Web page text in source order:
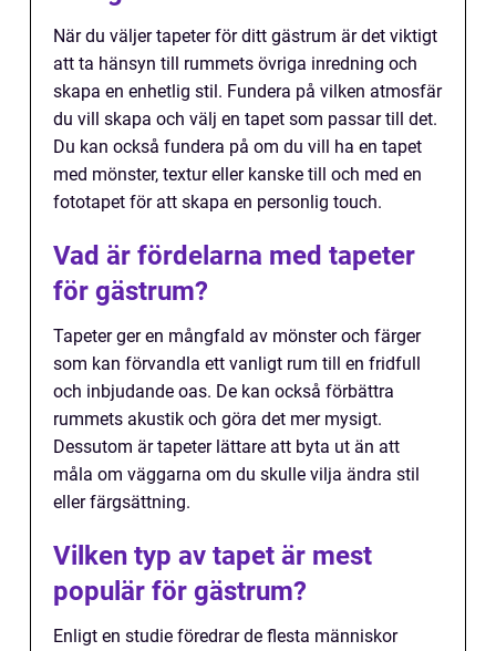
När du väljer tapeter för ditt gästrum är det viktigt
att ta hänsyn till rummets övriga inredning och
skapa en enhetlig stil. Fundera på vilken atmosfär
du vill skapa och välj en tapet som passar till det.
Du kan också fundera på om du vill ha en tapet
med mönster, textur eller kanske till och med en
fototapet för att skapa en personlig touch.
Vad är fördelarna med tapeter
för gästrum?
Tapeter ger en mångfald av mönster och färger
som kan förvandla ett vanligt rum till en fridfull
och inbjudande oas. De kan också förbättra
rummets akustik och göra det mer mysigt.
Dessutom är tapeter lättare att byta ut än att
måla om väggarna om du skulle vilja ändra stil
eller färgsättning.
Vilken typ av tapet är mest
populär för gästrum?
Enligt en studie föredrar de flesta människor